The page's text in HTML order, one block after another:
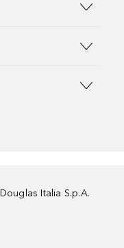
Douglas Italia S.p.A.